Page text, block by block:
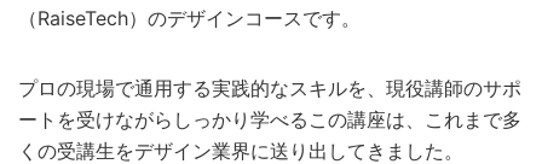
（RaiseTech）のデザインコースです。
プロの現場で通用する実践的なスキルを、現役講師のサポ
ートを受けながらしっかり学べるこの講座は、これまで多
くの受講生をデザイン業界に送り出してきました。